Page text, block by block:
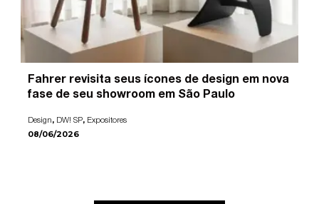
Fahrer revisita seus ícones de design em nova
fase de seu showroom em São Paulo
Design, DW! SP, Expositores
08/06/2026